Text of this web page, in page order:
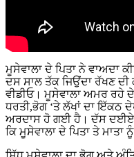
ਮੂਸੇਵਾਲਾ ਦੇ ਪਿਤਾ ਨੇ ਵਾਅਦਾ
ਦਸ ਸਾਲ ਤੱਕ ਜਿਉਂਦਾ ਰੱਖਣ
ਵੀਡੀਓ। ਮੂਸੇਵਾਲਾ ਅਮਰ ਰਹੇ
ਧਰਤੀ,ਭੋਗ ‘ਤੇ ਲੱਖਾਂ ਦਾ ਇੱਕਠ
ਅਰਦਾਸ ਹੋ ਗਈ ਹੈ। ਦੱਸ ਦਈਏ
ਕਿ ਮੂਸੇਵਾਲਾ ਦੇ ਪਿਤਾ ਤੇ ਮਾਤਾ